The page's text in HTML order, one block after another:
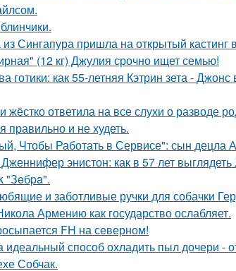
Сингапура пришла на открытый кастинг
(12 кг) Джулия срочно ищет семью!
готики: как 55-летняя Кэтрин зета -
жёстко ответила на все слухи о разводе
правильно и не худеть.
Чтобы Работать в Сервисе": сын децла
энистон: как в 57 лет выглядеть
"Зeбpa".
и заботливые ручки для собачки
Армению как государство ослабляет.
FH на северном!
способ охладить пыл дочери -
Собчак.